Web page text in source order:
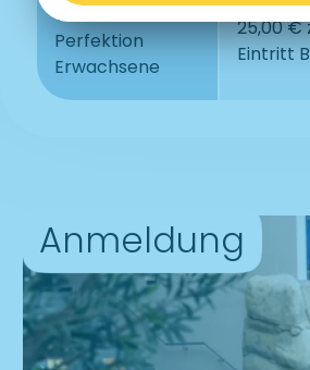
Testkurs
Perfektion
Erwachsene
25,00 €
Eintritt
Anmeldung